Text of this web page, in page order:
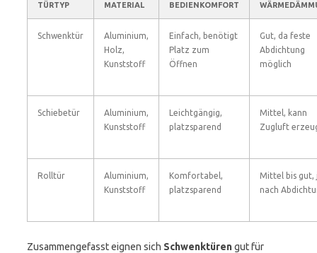
TÜRTYP MATERIAL BEDIENKOMFORT
Schwenktür
Aluminium,
Holz,
Kunststoff
Einfach, benötigt
Platz zum
Öffnen
Gut, da feste
Abdichtung
möglich
Schiebetür
Aluminium,
Kunststoff
Leichtgängig,
platzsparend
Mittel, kann
Zugluft
Rolltür
Aluminium,
Kunststoff
Komfortabel,
platzsparend
Mittel bis gut,
nach
Zusammengefasst eignen sich Schwenktürengut für